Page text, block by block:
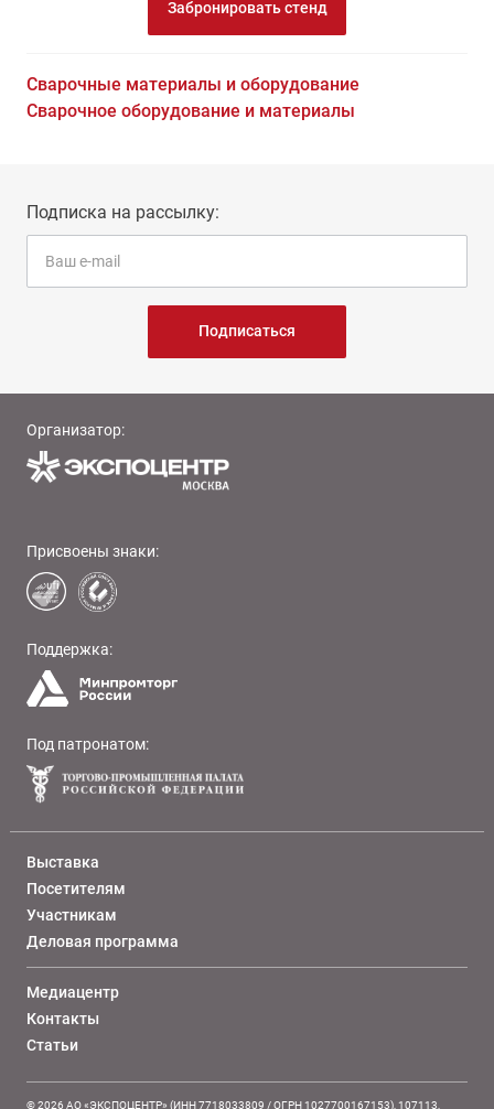
Забронировать стенд
Сварочные материалы и оборудование
Сварочное оборудование и материалы
Подписка на рассылку:
Подписаться
Организатор:
Присвоены знаки:
Поддержка:
Под патронатом:
Выставка
Посетителям
Участникам
Деловая программа
Медиацентр
Контакты
Статьи
© 2026 АО «ЭКСПОЦЕНТР» (ИНН 7718033809 / ОГРН 1027700167153), 107113,